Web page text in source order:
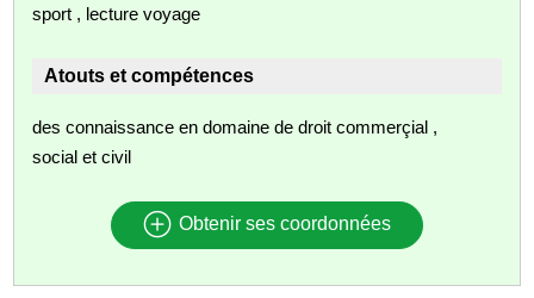
sport , lecture voyage
Atouts et compétences
des connaissance en domaine de droit commerçial ,
social et civil
Obtenir ses coordonnées